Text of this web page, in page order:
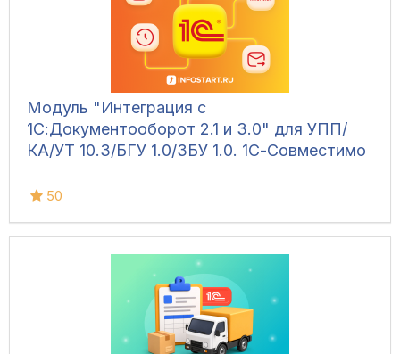
Модуль "Интеграция с
1С:Документооборот 2.1 и 3.0" для УПП/
КА/УТ 10.3/БГУ 1.0/ЗБУ 1.0. 1С-Совместимо
50